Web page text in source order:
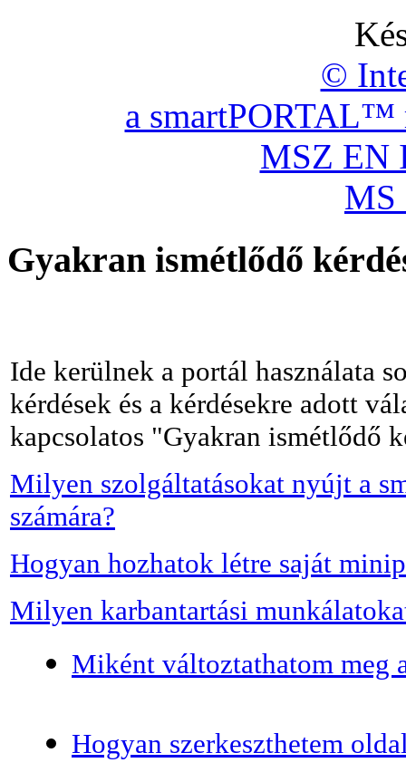
©
a smartPORTAL™
MSZ EN
MS
Gyakran ismétlődő
Ide kerülnek a portál használata
kérdések és a kérdésekre adott
kapcsolatos "Gyakran ismétlődő
Milyen szolgáltatásokat nyújt a
számára?
Hogyan hozhatok létre saját
Milyen karbantartási
Miként változtathatom meg
Hogyan szerkeszthetem